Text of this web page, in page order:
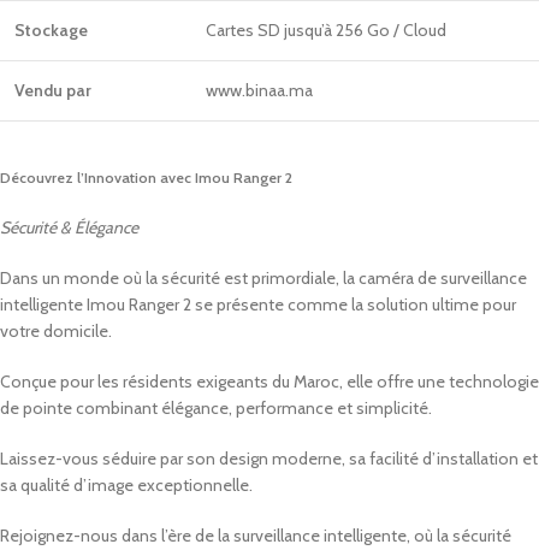
Stockage Cartes SD jusqu’à 256 Go / Cloud
Vendu par www.binaa.ma
Découvrez l’Innovation avec Imou Ranger 2
Sécurité & Élégance
Dans un monde où la sécurité est primordiale, la caméra de surveillance
intelligente Imou Ranger 2 se présente comme la solution ultime pour
votre domicile.
Conçue pour les résidents exigeants du Maroc, elle offre une technologie
de pointe combinant élégance, performance et simplicité.
Laissez-vous séduire par son design moderne, sa facilité d’installation et
sa qualité d’image exceptionnelle.
Rejoignez-nous dans l’ère de la surveillance intelligente, où la sécurité